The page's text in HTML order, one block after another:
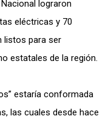
Nacional lograron
eléctricas y 70
listos para ser
estatales de la región.
estaría conformada
las cuales desde hace